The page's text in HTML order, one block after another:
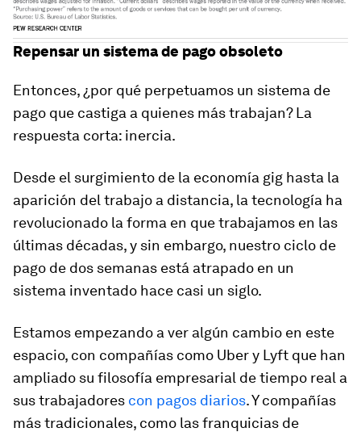
Repensar un sistema de pago obsoleto
Entonces, ¿por qué perpetuamos un sistema de
pago que castiga a quienes más trabajan? La
respuesta corta: inercia.
Desde el surgimiento de la economía gig hasta la
aparición del trabajo a distancia, la tecnología ha
revolucionado la forma en que trabajamos en las
últimas décadas, y sin embargo, nuestro ciclo de
pago de dos semanas está atrapado en un
sistema inventado hace casi un siglo.
Estamos empezando a ver algún cambio en este
espacio, con compañías como Uber y Lyft que han
ampliado su filosofía empresarial de tiempo real a
sus trabajadores con pagos diarios. Y compañías
más tradicionales, como las franquicias de